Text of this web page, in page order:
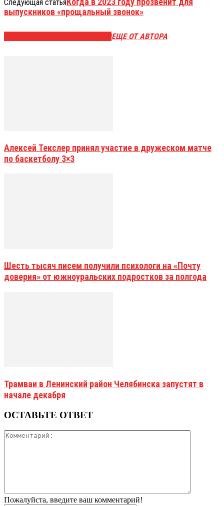
Следующая статья
выпускников «прощальный звонок»
ЕЩЕ ОТ АВТОРА
Алексей Текслер принял участие в дружеском матче
по баскетболу 3×3
Шесть тысяч писем получили психологи на «Почту
доверия» от южноуральских подростков за полгода
Трамваи в Ленинский район Челябинска запустят в
начале декабря
ОСТАВЬТЕ ОТВЕТ
Пожалуйста, введите ваш комментарий!